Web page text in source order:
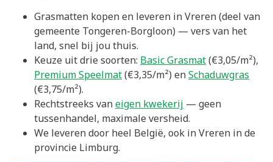
Grasmatten kopen en leveren in Vreren (deel van
gemeente Tongeren-Borgloon) — vers van het
land, snel bij jou thuis.
Keuze uit drie soorten: Basic Grasmat(€3,05/m²),
Premium Speelmat(€3,35/m²) enSchaduwgras
(€3,75/m²).
Rechtstreeks vaneigen kwekerij — geen
tussenhandel, maximale versheid.
We leveren door heel België, ook in Vreren in de
provincie Limburg.